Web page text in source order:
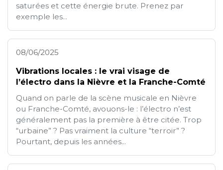
saturées et cette énergie brute. Prenez par
exemple les...
08/06/2025
Vibrations locales : le vrai visage de
l’électro dans la Nièvre et la Franche-Comté
Quand on parle de la scène musicale en Nièvre
ou Franche-Comté, avouons-le : l’électro n’est
généralement pas la première à être citée. Trop
“urbaine” ? Pas vraiment la culture “terroir” ?
Pourtant, depuis les années...